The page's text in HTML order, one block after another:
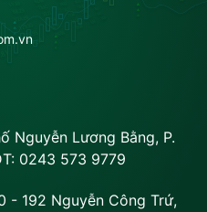
Nguyễn Lương Bằng, P.
0243 573 9779
- 192 Nguyễn Công Trứ,